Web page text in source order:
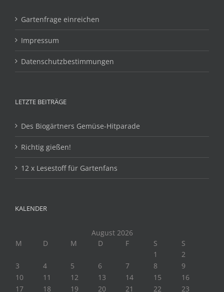
Gartenfrage einreichen
Impressum
Datenschutzbestimmungen
LETZTE BEITRÄGE
Des Biogärtners Gemüse-Hitparade
Richtig gießen!
12 x Lesestoff für Gartenfans
KALENDER
August 2026
M
D M D F S
S
1
2
3
4 5 6 7 8
9
10
11 12 13 14 15
16
17
18 19 20 21 22 23